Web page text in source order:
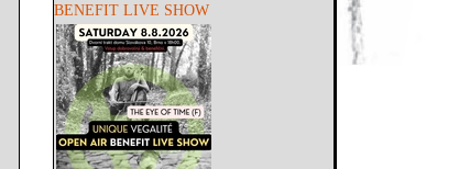
BENEFIT LIVE SHOW